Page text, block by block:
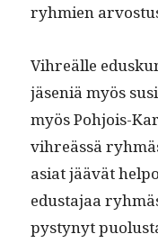
ryh­mien
Vihreälle
jäseniä myös
myös Pohjois-
vihreässä
asi­at jäävät
edus­ta­jaa
pystynyt